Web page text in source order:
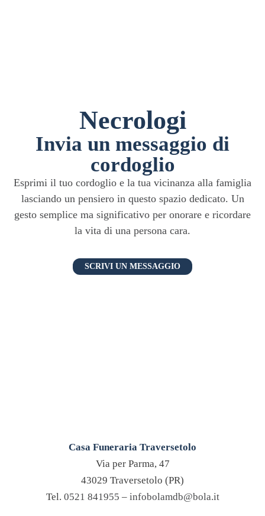
Necrologi
Invia un messaggio di
cordoglio
Esprimi il tuo cordoglio e la tua vicinanza alla famiglia
lasciando un pensiero in questo spazio dedicato. Un
gesto semplice ma significativo per onorare e ricordare
la vita di una persona cara.
SCRIVI UN MESSAGGIO
Casa Funeraria Traversetolo
Via per Parma, 47
43029 Traversetolo (PR)
Tel. 0521 841955 – infobolamdb@bola.it